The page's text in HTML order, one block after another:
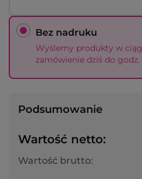
Bez nadruku
Wyślemy produkty w
zamówienie dziś do godz.
Podsumowanie
Wartość netto:
Wartość brutto: